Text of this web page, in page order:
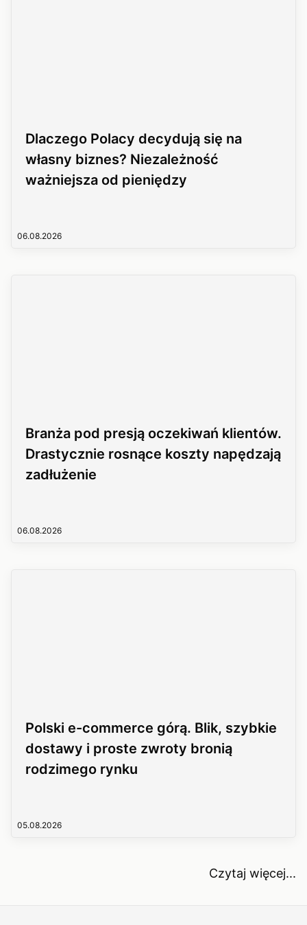
Dlaczego Polacy decydują się na
własny biznes? Niezależność
ważniejsza od pieniędzy
06.08.2026
Branża pod presją oczekiwań klientów.
Drastycznie rosnące koszty napędzają
zadłużenie
06.08.2026
Polski e-commerce górą. Blik, szybkie
dostawy i proste zwroty bronią
rodzimego rynku
05.08.2026
Czytaj więcej...